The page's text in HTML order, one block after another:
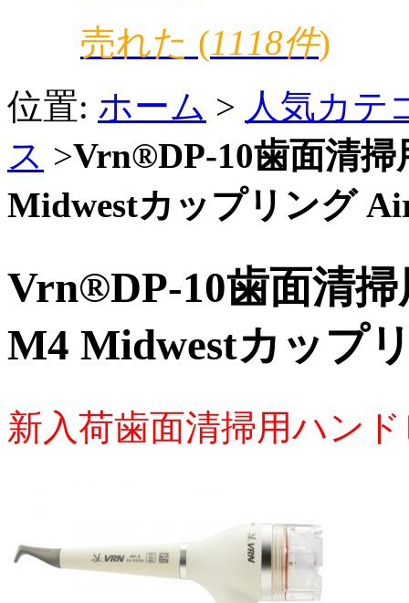
売れた (1118件)
位置: ホーム > 人気カテ
ス >Vrn®DP-10歯面清
Midwestカップリング
Vrn®DP-10歯面清
M4 Midwestカップ
新入荷歯面清掃用ハン